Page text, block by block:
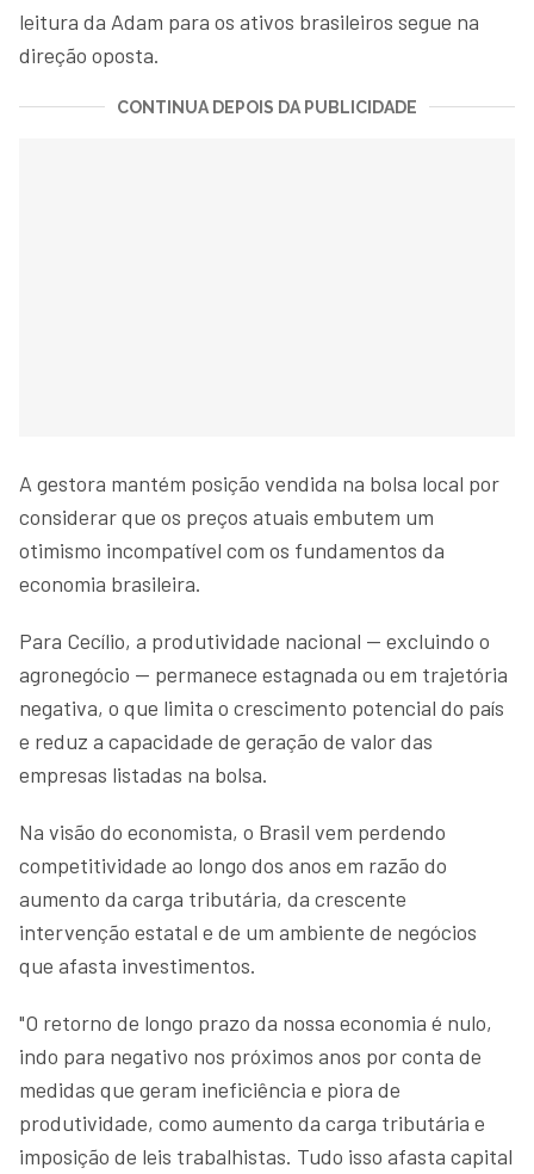
leitura da Adam para os ativos brasileiros segue na
direção oposta.
CONTINUA DEPOIS DA PUBLICIDADE
A gestora mantém posição vendida na bolsa local por
considerar que os preços atuais embutem um
otimismo incompatível com os fundamentos da
economia brasileira.
Para Cecílio, a produtividade nacional — excluindo o
agronegócio — permanece estagnada ou em trajetória
negativa, o que limita o crescimento potencial do país
e reduz a capacidade de geração de valor das
empresas listadas na bolsa.
Na visão do economista, o Brasil vem perdendo
competitividade ao longo dos anos em razão do
aumento da carga tributária, da crescente
intervenção estatal e de um ambiente de negócios
que afasta investimentos.
"O retorno de longo prazo da nossa economia é nulo,
indo para negativo nos próximos anos por conta de
medidas que geram ineficiência e piora de
produtividade, como aumento da carga tributária e
imposição de leis trabalhistas. Tudo isso afasta capital